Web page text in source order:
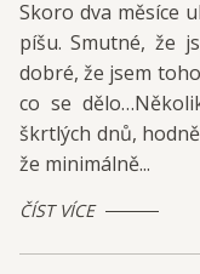
Skoro dva měsíce
píšu. Smutné, že
dobré, že jsem
co se
škrtlých dnů,
že minimálně...
ČÍST VÍCE